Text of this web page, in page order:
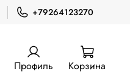
+79264123270
Профиль Корзина